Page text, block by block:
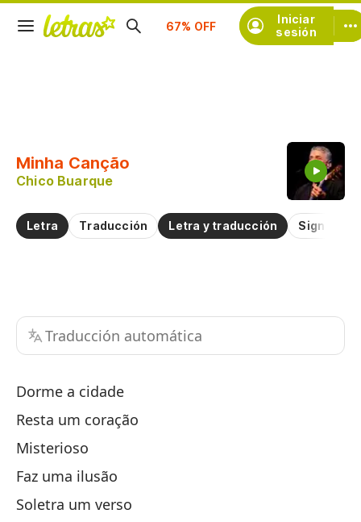
Iniciar
sesión
Suscríbete
Minha Canção
Chico Buarque
Letra Traducción Letra y traducción
Traducción automática
Dorme a cidade
Resta um coração
Misterioso
Faz uma ilusão
Soletra um verso
Practicar la pronunciación de